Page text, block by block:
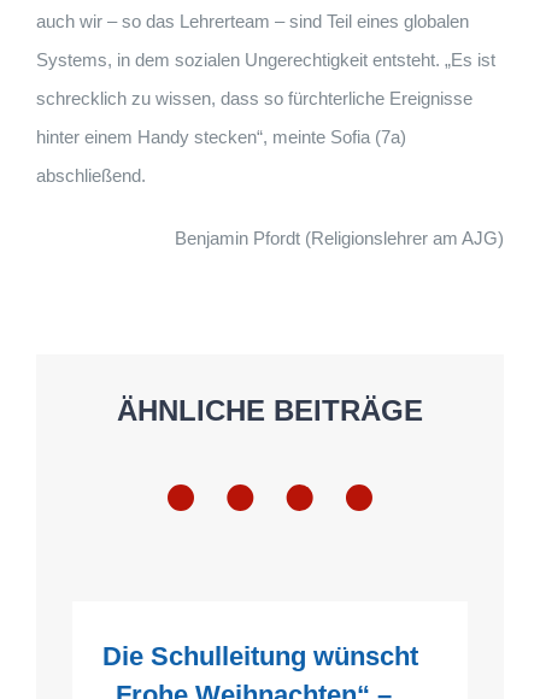
auch wir – so das Lehrerteam – sind Teil eines globalen
Systems, in dem sozialen Ungerechtigkeit entsteht. „Es ist
schrecklich zu wissen, dass so fürchterliche Ereignisse
hinter einem Handy stecken“, meinte Sofia (7a)
abschließend.
Benjamin Pfordt (Religionslehrer am AJG)
ÄHNLICHE BEITRÄGE
Die Schulleitung wünscht